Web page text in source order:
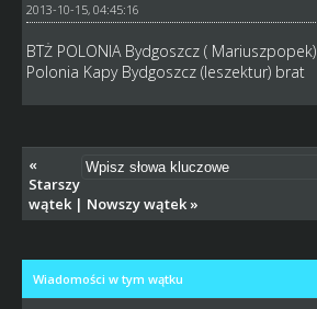
2013-10-15, 04:45:16
BTŻ POLONIA Bydgoszcz ( Mariuszpopek)
Polonia Kapy Bydgoszcz (leszektur) brat
«
Starszy
wątek| Nowszy wątek»
Wiadomości w tym wątku